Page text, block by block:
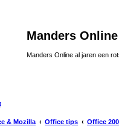
Manders
Manders Online al jaren een
& Mozilla Office tips Office